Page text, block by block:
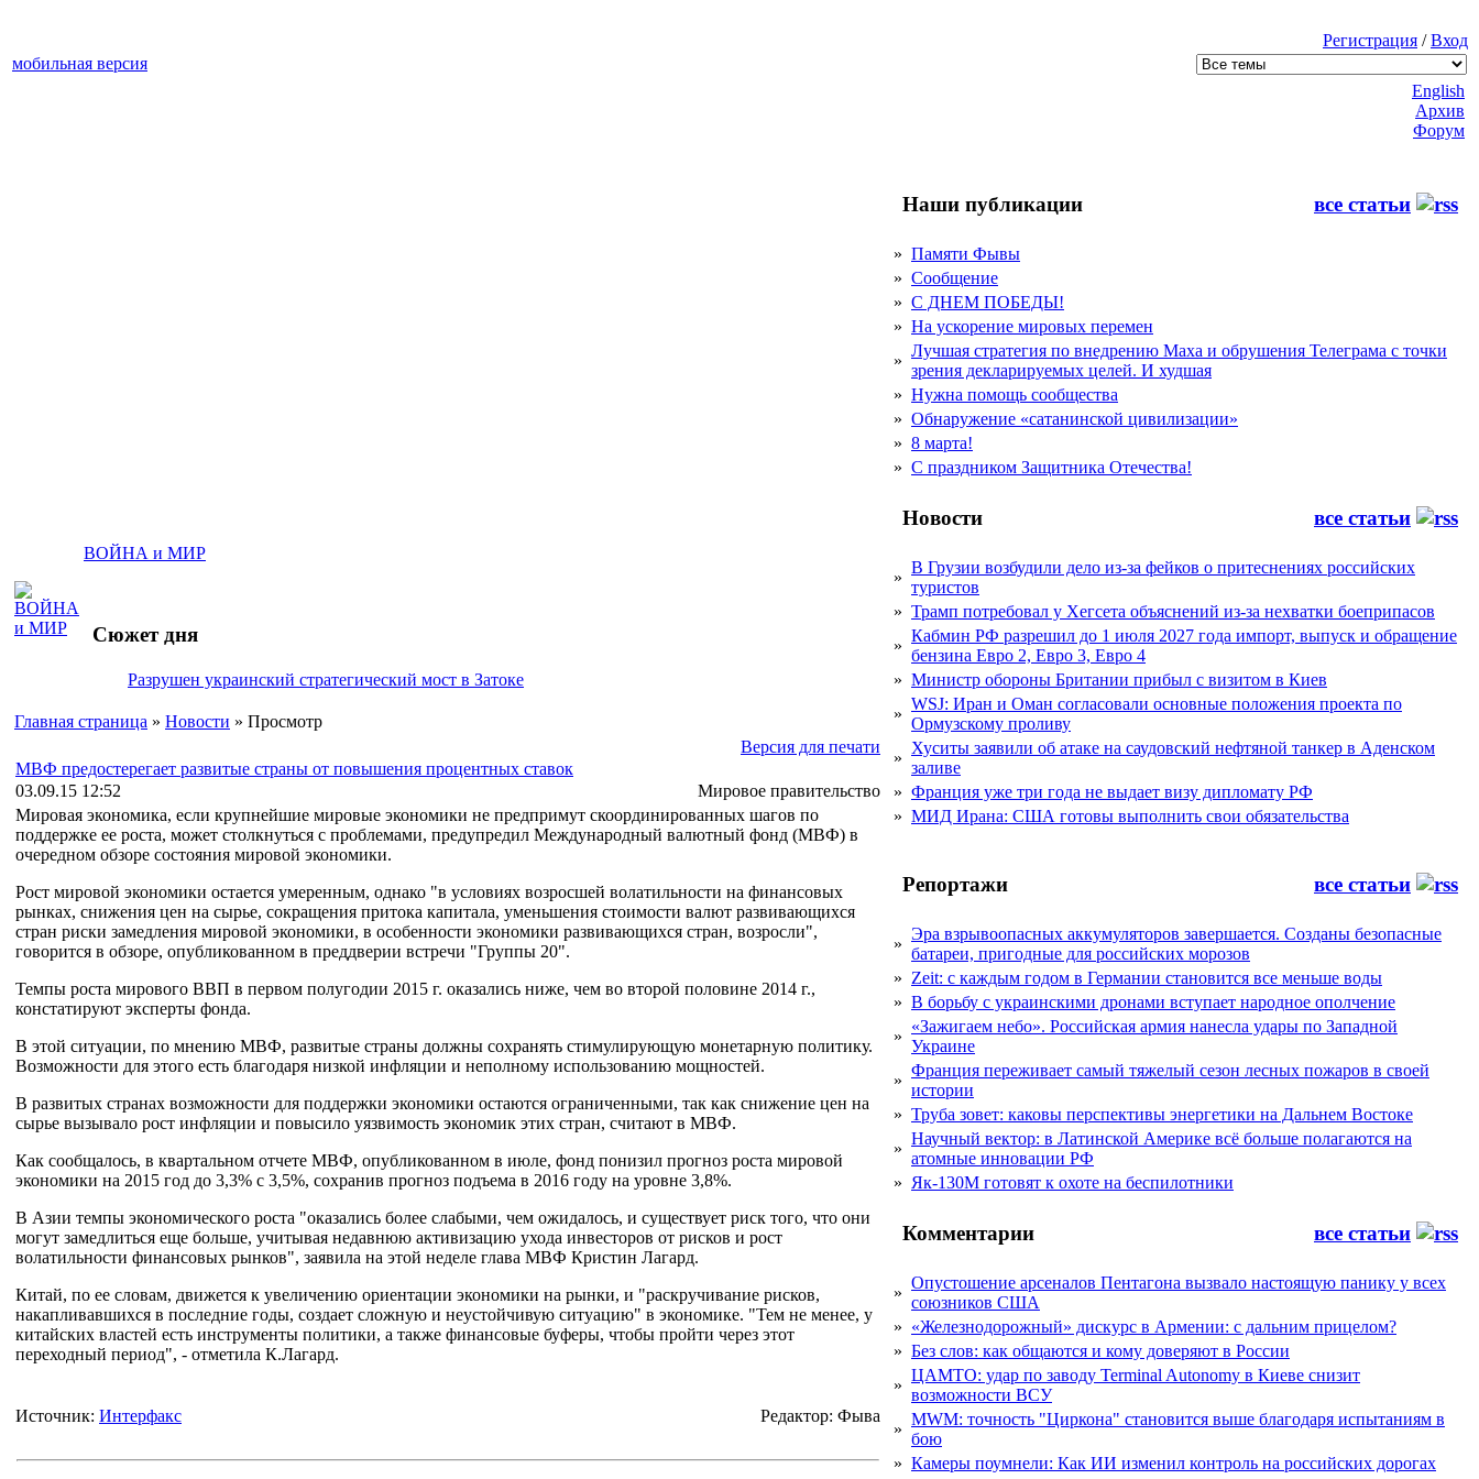
Регистрация /Вход
мобильная версия
ВОЙНА и МИР
Сюжет дня
Разрушен украинский стратегический мост в Затоке
Главная страница » Новости » Просмотр
Версия для печати
МВФ предостерегает развитые страны от повышения процентных ставок
03.09.15 12:52
Мировое правительство
Мировая экономика, если крупнейшие мировые экономики не предпримут скоординированных шагов по
поддержке ее роста, может столкнуться с проблемами, предупредил Международный валютный фонд (МВФ) в
очередном обзоре состояния мировой экономики.
Рост мировой экономики остается умеренным, однако "в условиях возросшей волатильности на финансовых
рынках, снижения цен на сырье, сокращения притока капитала, уменьшения стоимости валют развивающихся
стран риски замедления мировой экономики, в особенности экономики развивающихся стран, возросли",
говорится в обзоре, опубликованном в преддверии встречи "Группы 20".
Темпы роста мирового ВВП в первом полугодии 2015 г. оказались ниже, чем во второй половине 2014 г.,
констатируют эксперты фонда.
В этой ситуации, по мнению МВФ, развитые страны должны сохранять стимулирующую монетарную политику.
Возможности для этого есть благодаря низкой инфляции и неполному использованию мощностей.
В развитых странах возможности для поддержки экономики остаются ограниченными, так как снижение цен на
сырье вызывало рост инфляции и повысило уязвимость экономик этих стран, считают в МВФ.
Как сообщалось, в квартальном отчете МВФ, опубликованном в июле, фонд понизил прогноз роста мировой
экономики на 2015 год до 3,3% с 3,5%, сохранив прогноз подъема в 2016 году на уровне 3,8%.
В Азии темпы экономического роста "оказались более слабыми, чем ожидалось, и существует риск того, что они
могут замедлиться еще больше, учитывая недавнюю активизацию ухода инвесторов от рисков и рост
волатильности финансовых рынков", заявила на этой неделе глава МВФ Кристин Лагард.
Китай, по ее словам, движется к увеличению ориентации экономики на рынки, и "раскручивание рисков,
накапливавшихся в последние годы, создает сложную и неустойчивую ситуацию" в экономике. "Тем не менее, у
китайских властей есть инструменты политики, а также финансовые буферы, чтобы пройти через этот
переходный период", - отметила К.Лагард.
Источник: Интерфакс Редактор: Фыва
English
Архив
Форум
Наши публикации все статьи
» Памяти Фывы
» Сообщение
» С ДНЕМ ПОБЕДЫ!
» На ускорение мировых перемен
»
Лучшая стратегия по внедрению Маха и обрушения Телеграма с точки
зрения декларируемых целей. И худшая
» Нужна помощь сообщества
» Обнаружение «сатанинской цивилизации»
» 8 марта!
» С праздником Защитника Отечества!
Новости все статьи
»
В Грузии возбудили дело из-за фейков о притеснениях российских
туристов
» Трамп потребовал у Хегсета объяснений из-за нехватки боеприпасов
»
Кабмин РФ разрешил до 1 июля 2027 года импорт, выпуск и обращение
бензина Евро 2, Евро 3, Евро 4
» Министр обороны Британии прибыл с визитом в Киев
»
WSJ: Иран и Оман согласовали основные положения проекта по
Ормузскому проливу
»
Хуситы заявили об атаке на саудовский нефтяной танкер в Аденском
заливе
» Франция уже три года не выдает визу дипломату РФ
» МИД Ирана: США готовы выполнить свои обязательства
Репортажи все статьи
»
Эра взрывоопасных аккумуляторов завершается. Созданы безопасные
батареи, пригодные для российских морозов
» Zeit: с каждым годом в Германии становится все меньше воды
» В борьбу с украинскими дронами вступает народное ополчение
»
«Зажигаем небо». Российская армия нанесла удары по Западной
Украине
»
Франция переживает самый тяжелый сезон лесных пожаров в своей
истории
» Труба зовет: каковы перспективы энергетики на Дальнем Востоке
»
Научный вектор: в Латинской Америке всё больше полагаются на
атомные инновации РФ
» Як-130М готовят к охоте на беспилотники
Комментарии все статьи
»
Опустошение арсеналов Пентагона вызвало настоящую панику у всех
союзников США
» «Железнодорожный» дискурс в Армении: с дальним прицелом?
» Без слов: как общаются и кому доверяют в России
»
ЦАМТО: удар по заводу Terminal Autonomy в Киеве снизит
возможности ВСУ
»
MWM: точность "Циркона" становится выше благодаря испытаниям в
бою
» Камеры поумнели: Как ИИ изменил контроль на российских дорогах